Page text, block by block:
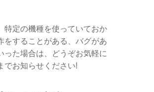
特定の機種を使っていておか
をすることがある、バグがあ
った場合は、どうぞお気軽に
でお知らせください!